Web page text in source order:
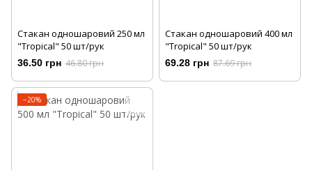
Стакан одношаровий 250 мл
"Tropical" 50 шт/рук
36.50 грн 46.80 грн
Стакан одношаровий 400 мл
"Tropical" 50 шт/рук
69.28 грн 87.69 грн
−20%